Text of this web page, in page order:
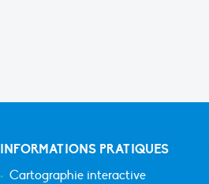
INFORMATIONS PRATIQUES
Cartographie interactive